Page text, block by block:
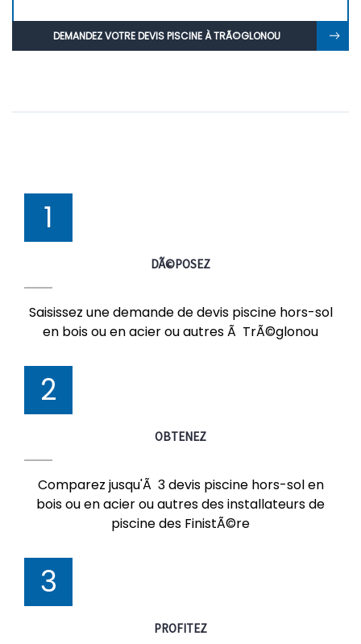
DEMANDEZ VOTRE DEVIS PISCINE À TRÃ©GLONOU
1
DÃ©POSEZ
Saisissez une demande de devis piscine hors-sol
en bois ou en acier ou autres Ã TrÃ©glonou
2
OBTENEZ
Comparez jusqu'Ã 3 devis piscine hors-sol en
bois ou en acier ou autres des installateurs de
piscine des FinistÃ©re
3
PROFITEZ